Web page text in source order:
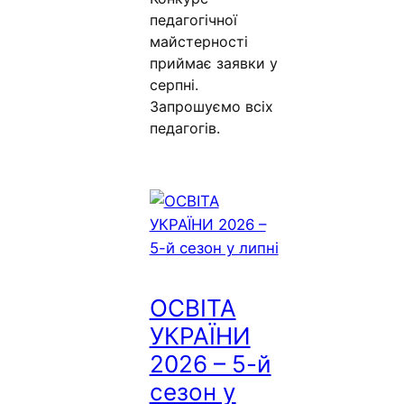
педагогічної
майстерності
приймає заявки у
серпні.
Запрошуємо всіх
педагогів.
ОСВІТА
УКРАЇНИ
2026 – 5-й
сезон у